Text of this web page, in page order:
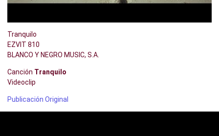
Tranquilo
EZVIT 810
BLANCO Y NEGRO MUSIC, S.A.
Canción Tranquilo
Videoclip
Publicación Original